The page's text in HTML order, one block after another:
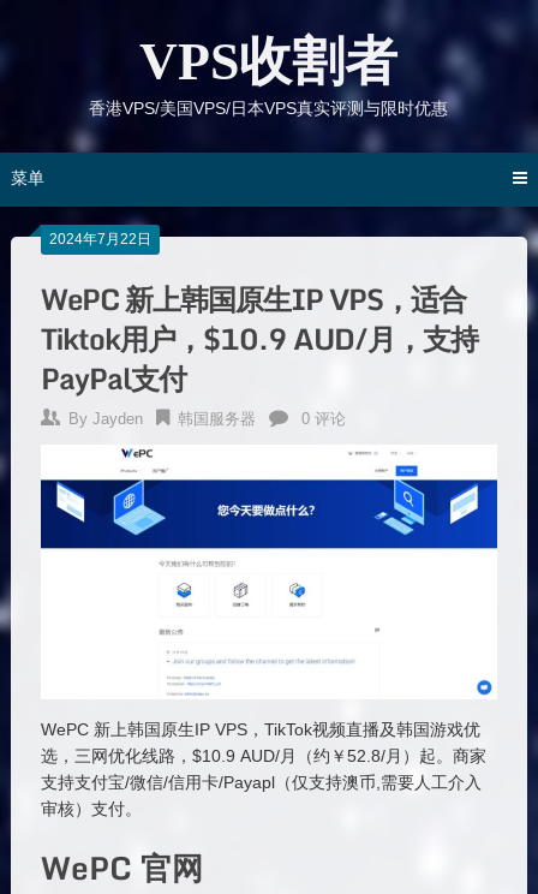
VPS收割者
香港VPS/美国VPS/日本VPS真实评测与限时优惠
菜单
2024年7月22日
WePC 新上韩国原生IP VPS，适合
Tiktok用户，$10.9 AUD/月，支持
PayPal支付
By Jayden 韩国服务器 0 评论
WePC 新上韩国原生IP VPS，TikTok视频直播及韩国游戏优
选，三网优化线路，$10.9 AUD/月（约￥52.8/月）起。商家
支持支付宝/微信/信用卡/Payapl（仅支持澳币,需要人工介入
审核）支付。
WePC 官网